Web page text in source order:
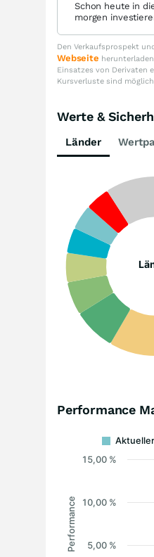
Schon heute in
morgen
Den Verkaufsprospekt
Webseite
Einsatzes von Derivaten
Kursverluste sind
Werte &
Länder
Performance
Performance 5,00 %
10,00 %
15,00 %